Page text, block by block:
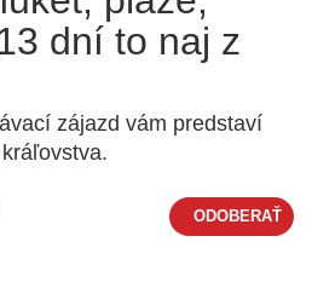
dní to naj z
zájazd vám predstaví